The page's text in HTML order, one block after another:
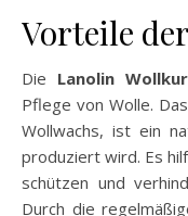
Vorteile
Die Lanolin Wollkur
Pflege von Wolle.
Wollwachs, ist ein
produziert wird. Es
schützen und
Durch die